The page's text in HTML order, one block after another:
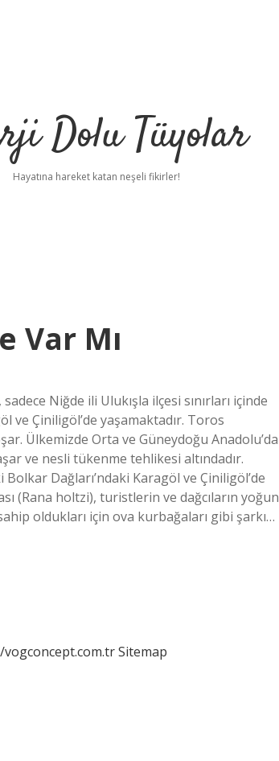
Dolu Tüyolar
Hayatına hareket katan neşeli fikirler!
Var Mı
Niğde ili Ulukışla ilçesi sınırları içinde
ve Çiniligöl’de yaşamaktadır. Toros
Ülkemizde Orta ve Güneydoğu Anadolu’da
ve nesli tükenme tehlikesi altındadır.
Dağları’ndaki Karagöl ve Çiniligöl’de
(Rana holtzi), turistlerin ve dağcıların yoğun
oldukları için ova kurbağaları gibi şarkı…
Sitemap